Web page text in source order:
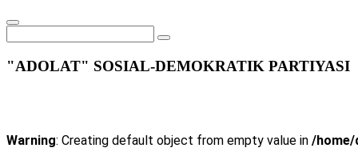
"ADOLAT" SOSIAL-DEMOKRATIK PARTIYASI
Warning: Creating default object from empty value in /home/